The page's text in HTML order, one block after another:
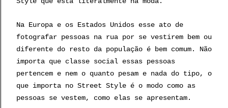
Na Europa e os Estados Unidos esse ato de
fotografar pessoas na rua por se vestirem bem ou
diferente do resto da população é bem comum. Não
importa que classe social essas pessoas
pertencem e nem o quanto pesam e nada do tipo, o
que importa no Street Style é o modo como as
pessoas se vestem, como elas se apresentam.